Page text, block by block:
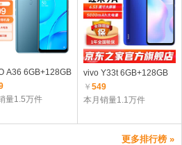
A36 6GB+128GB
量1.5万件
vivo Y33t 6GB+128GB
￥549
本月销量1.1万件
更多排行榜 »